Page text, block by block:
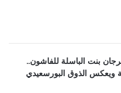
بنت الباسلة للفاشون..
ويعكس الذوق البورسعيدي